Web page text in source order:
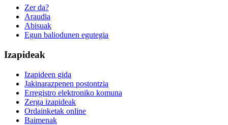
Zer da?
Araudia
Abisuak
Egun baliodunen egutegia
Izapideak
Izapideen gida
Jakinarazpenen postontzia
Erregistro elektroniko komuna
Zerga izapideak
Ordainketak online
Baimenak